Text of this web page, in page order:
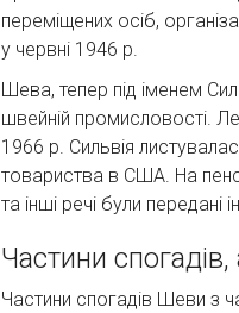
переміщених осіб,
у червні 1946 р.
Шева, тепер під іменем
швейній промисловості.
1966 р. Сильвія
товариства в США. На
та інші речі були передані
Частини
Частини спогадів Шеви з